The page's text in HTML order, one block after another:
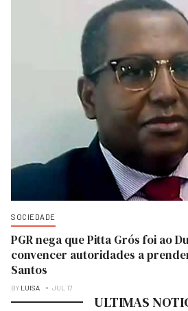
SOCIEDADE
PGR nega que Pitta Grós foi ao
convencer autoridades a
Santos
BY LUISA JUL 17
ULTIMAS